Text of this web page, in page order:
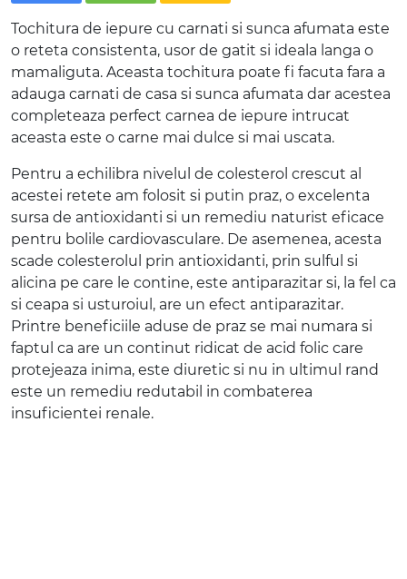
Tochitura de iepure cu carnati si sunca afumata este
o reteta consistenta, usor de gatit si ideala langa o
mamaliguta. Aceasta tochitura poate fi facuta fara a
adauga carnati de casa si sunca afumata dar acestea
completeaza perfect carnea de iepure intrucat
aceasta este o carne mai dulce si mai uscata.
Pentru a echilibra nivelul de colesterol crescut al
acestei retete am folosit si putin praz, o excelenta
sursa de antioxidanti si un remediu naturist eficace
pentru bolile cardiovasculare. De asemenea, acesta
scade colesterolul prin antioxidanti, prin sulful si
alicina pe care le contine, este antiparazitar si, la fel ca
si ceapa si usturoiul, are un efect antiparazitar.
Printre beneficiile aduse de praz se mai numara si
faptul ca are un continut ridicat de acid folic care
protejeaza inima, este diuretic si nu in ultimul rand
este un remediu redutabil in combaterea
insuficientei renale.